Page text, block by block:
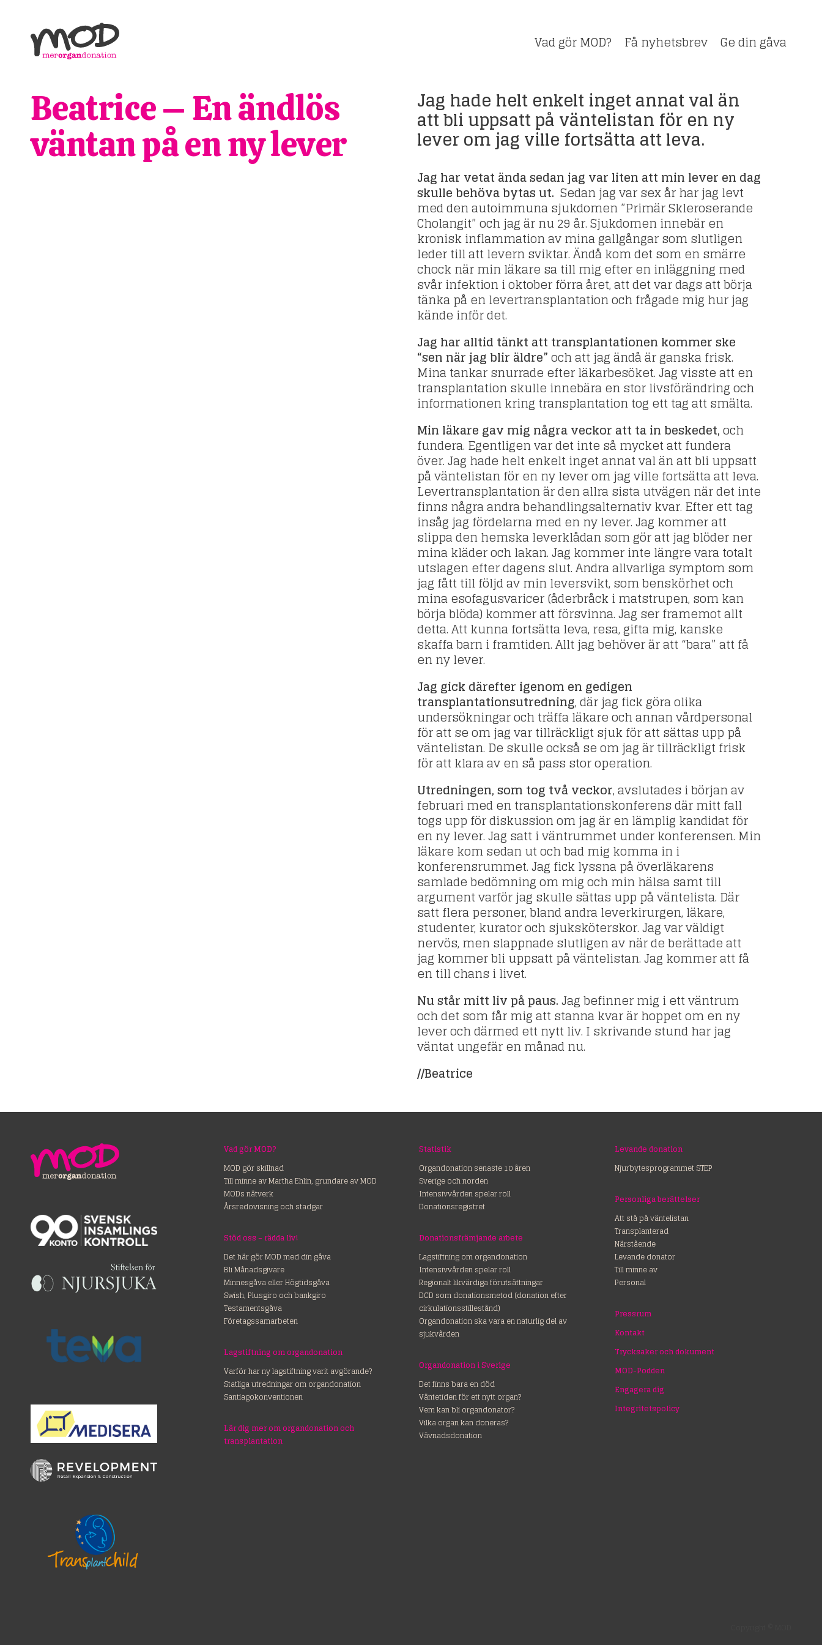
Vad gör MOD? Få nyhetsbrev Ge din gåva
Beatrice – En ändlös
väntan på en ny lever
Jag hade helt enkelt inget annat val än
att bli uppsatt på väntelistan för en ny
lever om jag ville fortsätta att leva.
Jag har vetat ända sedan jag var liten att min lever en dag
skulle behöva bytas ut. Sedan jag var sex år har jag levt
med den autoimmuna sjukdomen ”Primär Skleroserande
Cholangit” och jag är nu 29 år. Sjukdomen innebär en
kronisk inflammation av mina gallgångar som slutligen
leder till att levern sviktar. Ändå kom det som en smärre
chock när min läkare sa till mig efter en inläggning med
svår infektion i oktober förra året, att det var dags att börja
tänka på en levertransplantation och frågade mig hur jag
kände inför det.
Jag har alltid tänkt att transplantationen kommer ske
“sen när jag blir äldre”och att jag ändå är ganska frisk.
Mina tankar snurrade efter läkarbesöket. Jag visste att en
transplantation skulle innebära en stor livsförändring och
informationen kring transplantation tog ett tag att smälta.
Min läkare gav mig några veckor att ta in beskedet,och
fundera. Egentligen var det inte så mycket att fundera
över. Jag hade helt enkelt inget annat val än att bli uppsatt
på väntelistan för en ny lever om jag ville fortsätta att leva.
Levertransplantation är den allra sista utvägen när det inte
finns några andra behandlingsalternativ kvar. Efter ett tag
insåg jag fördelarna med en ny lever. Jag kommer att
slippa den hemska leverklådan som gör att jag blöder ner
mina kläder och lakan. Jag kommer inte längre vara totalt
utslagen efter dagens slut. Andra allvarliga symptom som
jag fått till följd av min leversvikt, som benskörhet och
mina esofagusvaricer (åderbråck i matstrupen, som kan
börja blöda) kommer att försvinna. Jag ser framemot allt
detta. Att kunna fortsätta leva, resa, gifta mig, kanske
skaffa barn i framtiden. Allt jag behöver är att “bara” att få
en ny lever.
Jag gick därefter igenom en gedigen
transplantationsutredning, där jag fick göra olika
undersökningar och träffa läkare och annan vårdpersonal
för att se om jag var tillräckligt sjuk för att sättas upp på
väntelistan. De skulle också se om jag är tillräckligt frisk
för att klara av en så pass stor operation.
Utredningen, som tog två veckor, avslutades i början av
februari med en transplantationskonferens där mitt fall
togs upp för diskussion om jag är en lämplig kandidat för
en ny lever. Jag satt i väntrummet under konferensen. Min
läkare kom sedan ut och bad mig komma in i
konferensrummet. Jag fick lyssna på överläkarens
samlade bedömning om mig och min hälsa samt till
argument varför jag skulle sättas upp på väntelista. Där
satt flera personer, bland andra leverkirurgen, läkare,
studenter, kurator och sjuksköterskor. Jag var väldigt
nervös, men slappnade slutligen av när de berättade att
jag kommer bli uppsatt på väntelistan. Jag kommer att få
en till chans i livet.
Nu står mitt liv på paus.Jag befinner mig i ett väntrum
och det som får mig att stanna kvar är hoppet om en ny
lever och därmed ett nytt liv. I skrivande stund har jag
väntat ungefär en månad nu.
//Beatrice
Vad gör MOD?
MOD gör skillnad
Till minne av Martha Ehlin, grundare av MOD
MODs nätverk
Årsredovisning och stadgar
Stöd oss – rädda liv!
Det här gör MOD med din gåva
Bli Månadsgivare
Minnesgåva eller Högtidsgåva
Swish, Plusgiro och bankgiro
Testamentsgåva
Företagssamarbeten
Lagstiftning om organdonation
Varför har ny lagstiftning varit avgörande?
Statliga utredningar om organdonation
Santiagokonventionen
Lär dig mer om organdonation och
transplantation
Statistik
Organdonation senaste 10 åren
Sverige och norden
Intensivvården spelar roll
Donationsregistret
Donationsfrämjande arbete
Lagstiftning om organdonation
Intensivvården spelar roll
Regionalt likvärdiga förutsättningar
DCD som donationsmetod (donation efter
cirkulationsstillestånd)
Organdonation ska vara en naturlig del av
sjukvården
Organdonation i Sverige
Det finns bara en död
Väntetiden för ett nytt organ?
Vem kan bli organdonator?
Vilka organ kan doneras?
Vävnadsdonation
Levande donation
Njurbytesprogrammet STEP
Personliga berättelser
Att stå på väntelistan
Transplanterad
Närstående
Levande donator
Till minne av
Personal
Pressrum
Kontakt
Trycksaker och dokument
MOD-Podden
Engagera dig
Integritetspolicy